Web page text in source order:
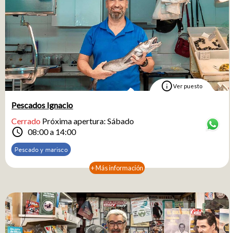
infoVer puesto
Pescados Ignacio
Cerrado Próxima apertura: Sábado
schedule 08:00 a 14:00
Pescado y marisco
+ Más información